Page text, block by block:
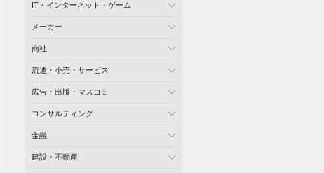
IT・インターネット・ゲーム
メーカー
商社
流通・小売・サービス
広告・出版・マスコミ
コンサルティング
金融
建設・不動産